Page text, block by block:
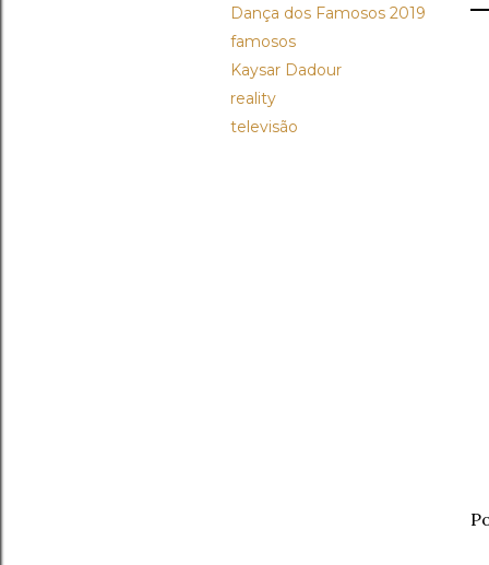
Dança dos Famosos 2019
famosos
Kaysar Dadour
reality
televisão